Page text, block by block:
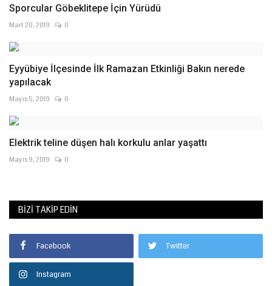
Sporcular Göbeklitepe İçin Yürüdü
Mart 20, 2019 0
Eyyübiye İlçesinde İlk Ramazan Etkinliği Bakın nerede
yapılacak
Mayıs 5, 2019 0
Elektrik teline düşen halı korkulu anlar yaşattı
Mayıs 9, 2019 0
BIZI TAKIP EDIN
Facebook Twitter
Instagram